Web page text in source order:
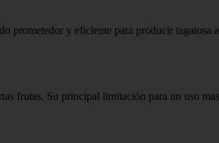
prometedor y eficiente para producir
frutas. Su principal limitación para un uso